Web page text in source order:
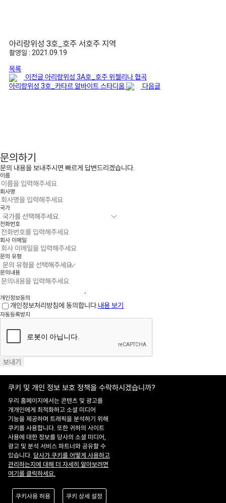
아리랑위성 3호_호주 서호주 지역
촬영일 : 2021.09.19
목록
이전글아리랑위성 3A호_호주 위첼리나 협곡
아리랑위성 3호_카타르 알바이트 스타디움
다음글
문의하기
문의 내용을 보내주시면 빠르게 답변드리겠습니다.
이름
회사명
국가
전화번호
회사 이메일
문의 유형
문의내용
개인정보동의
개인정보처리방침에 동의합니다. 내용 보기
자동등록방지
보내기
홈페이지 이용약관 ·
개인정보처리방침
ADDRESS : 대전 유성구 유성대로 1628번길 21 ㈜쎄트렉아이 3층
341-0401
Copyright 2025 SIIS. All rights reserved.
FAMILY SITE
Satrec Initiative
SI Analytics
ISO 9001:2015
쿠키 및 개인 정보 보호 정책을 수락하시겠습니까?
우리 홈페이지에서는 콘텐츠 및 광고를
개개인에게 최적화하고 소셜 미디어
기능을 제공하며 트래픽을 분석하기 위해
쿠키를 사용합니다. 또한 귀하의 사이트
사용에 대한 정보를 당사의 소셜 미디어,
광고 및 분석 서비스 파트너와 공유할 수
있습니다. 당사가 쿠키를 어떻게 사용하고
관리하는지에 대해 더 자세히 알아보려면
여기를 클릭하세요.
쿠키사용 허용 쿠키 상세 설정